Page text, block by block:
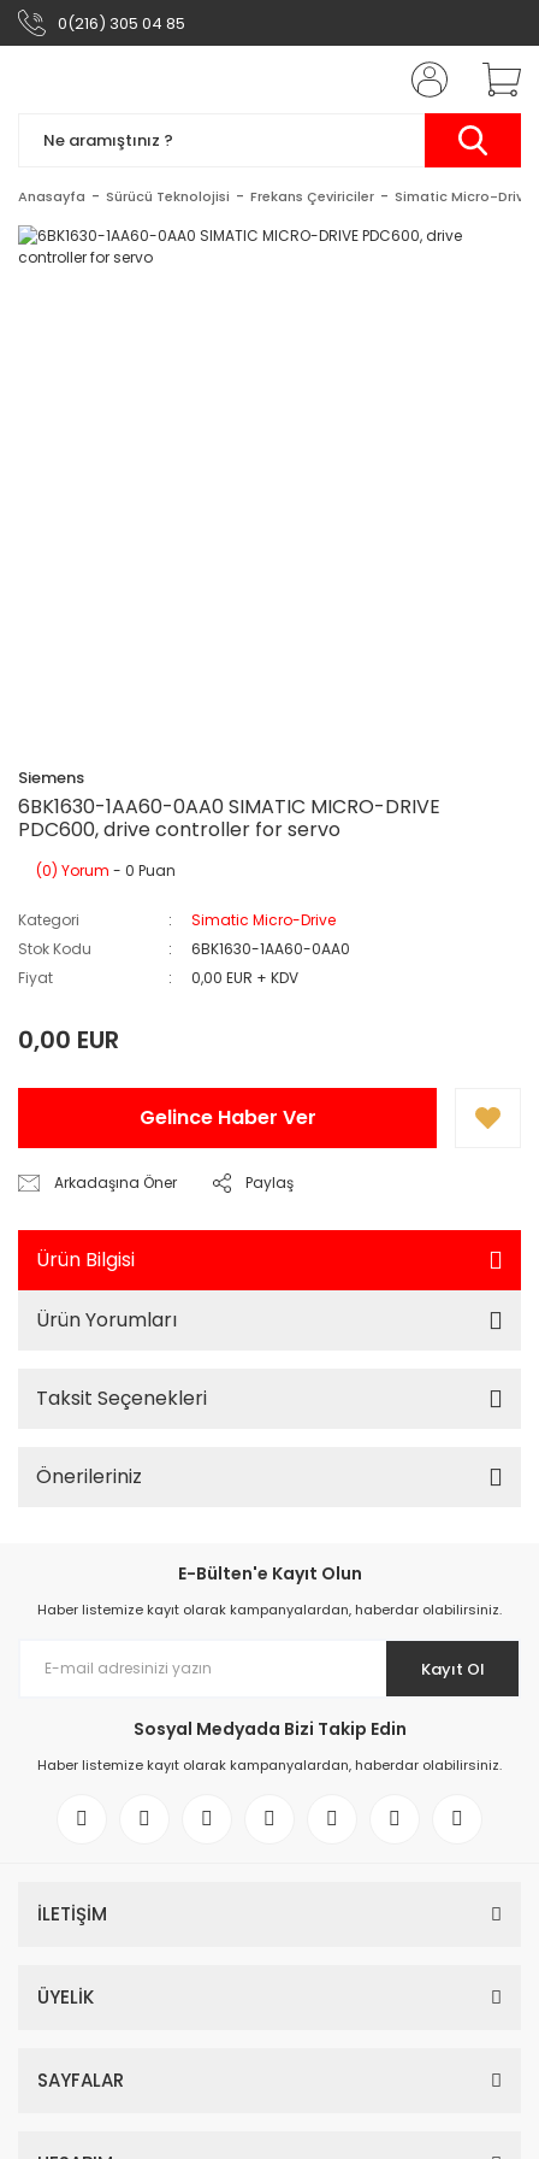
0(216) 305 04 85
Anasayfa Sürücü Teknolojisi Frekans Çeviriciler Simatic Micro-Drive
Siemens
6BK1630-1AA60-0AA0 SIMATIC MICRO-DRIVE
PDC600, drive controller for servo
(0) Yorum - 0 Puan
Kategori
Simatic Micro-Drive
Stok Kodu
6BK1630-1AA60-0AA0
Fiyat
0,00 EUR + KDV
0,00 EUR
Gelince Haber Ver
Arkadaşına Öner Paylaş
Ürün Bilgisi
Ürün Yorumları
Taksit Seçenekleri
Önerileriniz
E-Bülten'e Kayıt Olun
Haber listemize kayıt olarak kampanyalardan, haberdar olabilirsiniz.
Kayıt Ol
Sosyal Medyada Bizi Takip Edin
Haber listemize kayıt olarak kampanyalardan, haberdar olabilirsiniz.
İLETİŞİM
ÜYELİK
SAYFALAR